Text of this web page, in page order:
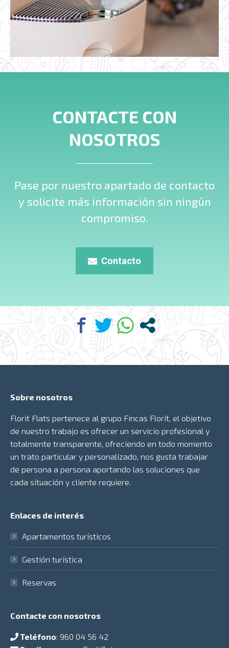
CONTACTE CON
NOSOTROS
Pase por nuestro apartado de contacto
y solicite más información sin ningún
compromiso.
Contacto
Sobre nosotros
Florit Flats pertenece al grupo Fincas Florit, el objetivo
de nuestro trabajo es ofrecer un servicio profesional y
totalmente transparente, ofreciendo en todo momento
un trato particular y personalizado, nos gusta trabajar
de persona a persona aportando las soluciones que
cada situación y cliente requiere.
Enlaces de interés
Apartamentos turísticos
Gestión turística
Reservas
Contacte con nosotros
Teléfono: 960 04 56 42